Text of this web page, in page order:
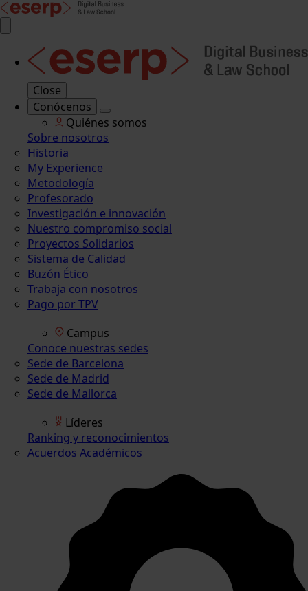
Close
Conócenos
Quiénes somos
Sobre nosotros
Historia
My Experience
Metodología
Profesorado
Investigación e innovación
Nuestro compromiso social
Proyectos Solidarios
Sistema de Calidad
Buzón Ético
Trabaja con nosotros
Pago por TPV
Campus
Conoce nuestras sedes
Sede de Barcelona
Sede de Madrid
Sede de Mallorca
Líderes
Ranking y reconocimientos
Acuerdos Académicos